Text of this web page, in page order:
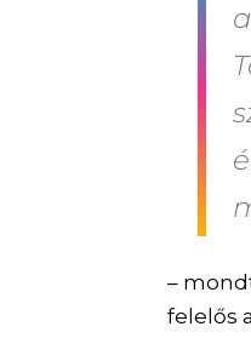
–
felelős